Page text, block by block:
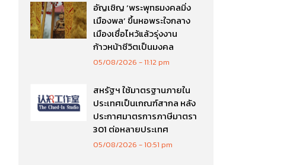
อัญเชิญ ‘พระพุทธมงคลมิ่ง
เมืองพล’ ขึ้นหอพระใจกลาง
เมืองเชื่อไหว้แล้วรุ่งงาน
ก้าวหน้าชีวิตเป็นมงคล
05/08/2026 11:12 pm
สหรัฐฯ ใช้มาตรฐานภายใน
ประเทศเป็นเกณฑ์สากล หลัง
ประกาศมาตรการภาษีมาตรา
301 ต่อหลายประเทศ
05/08/2026 10:51 pm